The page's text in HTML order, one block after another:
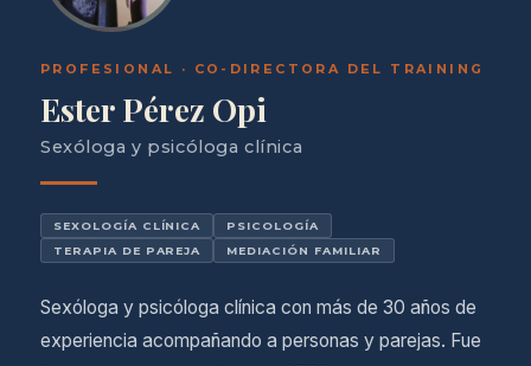
PROFESIONAL · CO-DIRECTORA DEL TRAINING
Ester Pérez Opi
Sexóloga y psicóloga clínica
SEXOLOGÍA CLÍNICA
PSICOLOGÍA
TERAPIA DE PAREJA
MEDIACIÓN FAMILIAR
Sexóloga y psicóloga clínica con más de 30 años de
experiencia acompañando a personas y parejas. Fue